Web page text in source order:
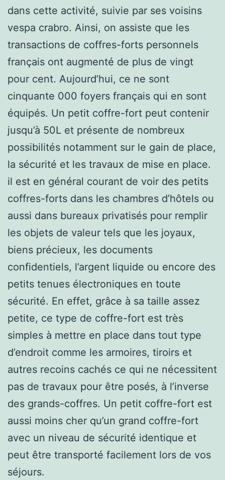
dans cette activité, suivie par ses voisins
vespa crabro. Ainsi, on assiste que les
transactions de coffres-forts personnels
français ont augmenté de plus de vingt
pour cent. Aujourd’hui, ce ne sont
cinquante 000 foyers français qui en sont
équipés. Un petit coffre-fort peut contenir
jusqu’à 50L et présente de nombreux
possibilités notamment sur le gain de place,
la sécurité et les travaux de mise en place.
il est en général courant de voir des petits
coffres-forts dans les chambres d’hôtels ou
aussi dans bureaux privatisés pour remplir
les objets de valeur tels que les joyaux,
biens précieux, les documents
confidentiels, l’argent liquide ou encore des
petits tenues électroniques en toute
sécurité. En effet, grâce à sa taille assez
petite, ce type de coffre-fort est très
simples à mettre en place dans tout type
d’endroit comme les armoires, tiroirs et
autres recoins cachés ce qui ne nécessitent
pas de travaux pour être posés, à l’inverse
des grands-coffres. Un petit coffre-fort est
aussi moins cher qu’un grand coffre-fort
avec un niveau de sécurité identique et
peut être transporté facilement lors de vos
séjours.